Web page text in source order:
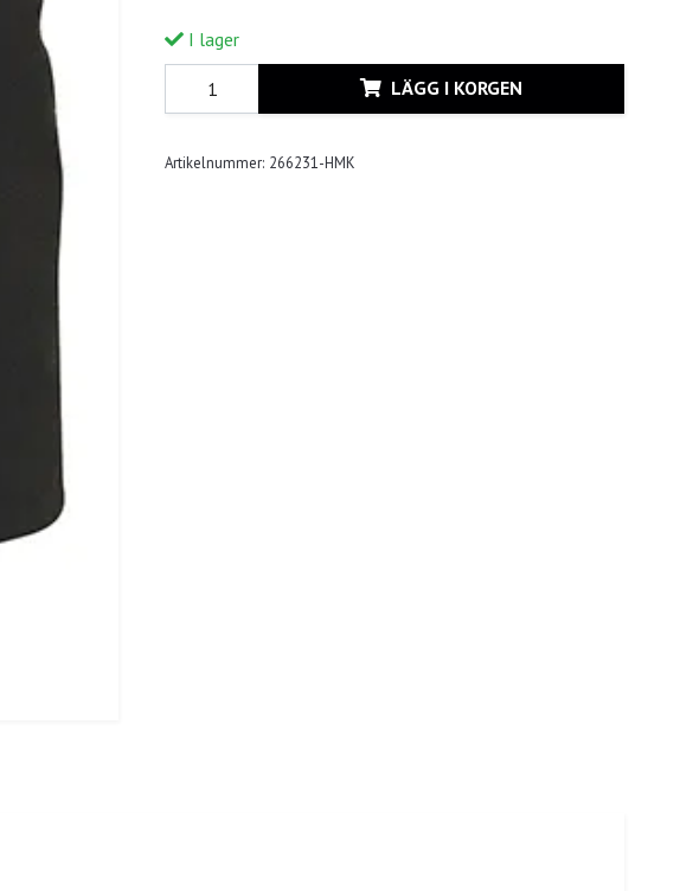
I lager
LÄGG I KORGEN
Artikelnummer: 266231-HMK